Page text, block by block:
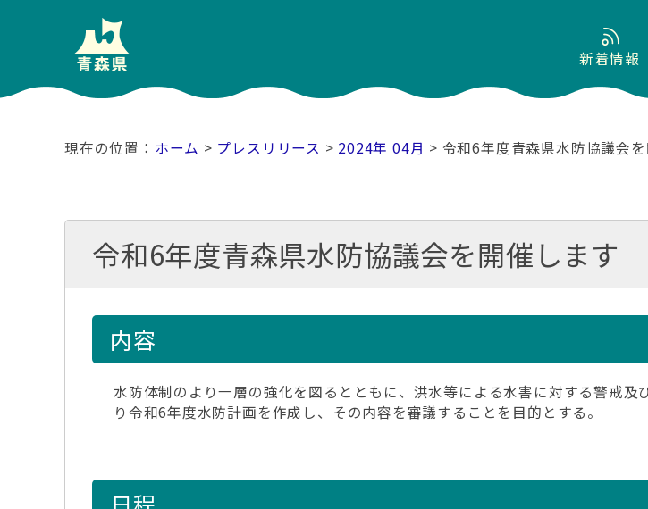
新着情報
ホーム > プレスリリース > 2024年 04月 > 令和6年度青森県水防協議会
令和6年度青森県水防協議会を開催します
内容
水防体制のより一層の強化を図るとともに、洪水等による水害に対する警戒
り令和6年度水防計画を作成し、その内容を審議することを目的とする。